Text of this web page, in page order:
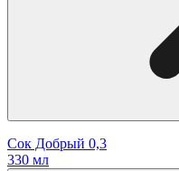
Сок Добрый 0,3
330 мл